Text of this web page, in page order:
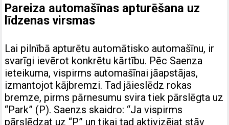
Pareiza automašīnas apturēšana uz
līdzenas virsmas
Lai pilnībā apturētu automātisko automašīnu, ir
svarīgi ievērot konkrētu kārtību. Pēc Saenza
ieteikuma, vispirms automašīnai jāapstājas,
izmantojot kājbremzi. Tad jāieslēdz rokas
bremze, pirms pārnesumu svira tiek pārslēgta uz
“Park” (P). Saenzs skaidro: “Ja vispirms
pārslēdzat uz “P” un tikai tad aktivizējat stāv